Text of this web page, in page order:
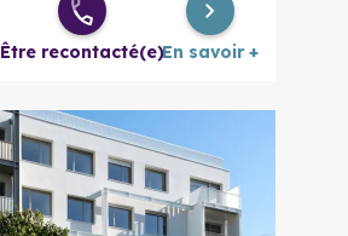
à partir de 260 000 €
à partir de 320 000 €
Être recontacté(e)En savoir +